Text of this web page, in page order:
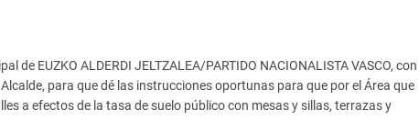
EUZKO ALDERDI JELTZALEA/PARTIDO NACIONALISTA VASCO, con
para que dé las instrucciones oportunas para que por el Área que
a efectos de la tasa de suelo público con mesas y sillas, terrazas y